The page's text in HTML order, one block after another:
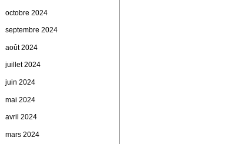
octobre 2024
septembre 2024
août 2024
juillet 2024
juin 2024
mai 2024
avril 2024
mars 2024